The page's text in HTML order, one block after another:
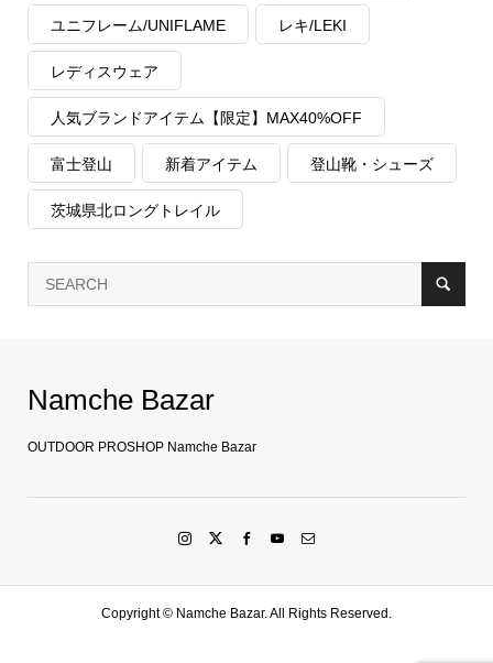
ユニフレーム/UNIFLAME レキ/LEKI
レディスウェア
人気ブランドアイテム【限定】MAX40%OFF
富士登山 新着アイテム 登山靴・シューズ
茨城県北ロングトレイル
Namche Bazar
OUTDOOR PROSHOP Namche Bazar
Copyright © Namche Bazar. All Rights Reserved.